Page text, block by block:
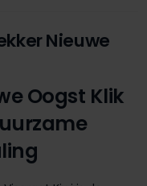
Nieuwe
Oogst Klik